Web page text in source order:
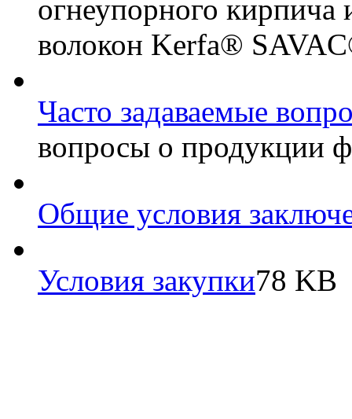
огнеупорного кирпича
волокон Kerfa®
Часто задаваемые
вопросы о продукции
Общие условия
Условия закупки78 KB